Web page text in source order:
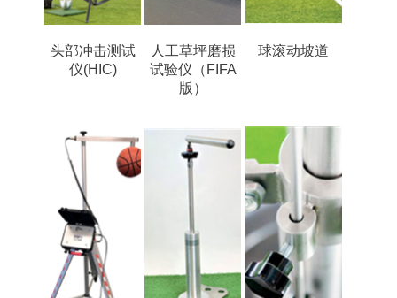
头部冲击测试
仪(HIC)
人工草坪磨损
试验仪（FIFA
版）
球滚动坡道